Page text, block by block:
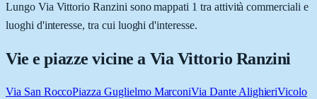
Lungo Via Vittorio Ranzini sono mappati 1 tra attività commerciali e
luoghi d'interesse, tra cui luoghi d'interesse.
Vie e piazze vicine a Via Vittorio Ranzini
Via San RoccoPiazza Guglielmo MarconiVia Dante AlighieriVicolo